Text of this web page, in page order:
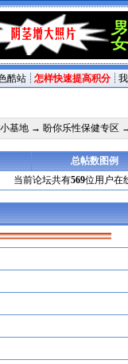
酷站 怎样快速提高积分
基地→ 盼你乐性保健专区
总帖数图例
当前论坛共有569位用户在